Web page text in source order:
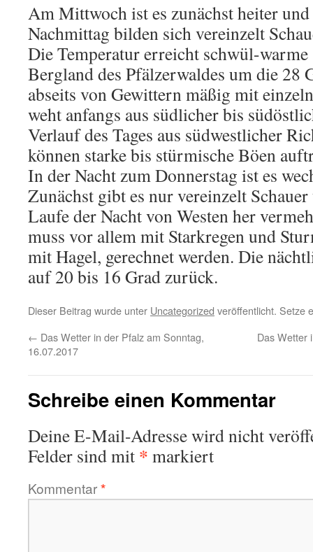
Am Mittwoch ist es zunächst heiter
Nachmittag bilden sich vereinzelt
Die Temperatur erreicht schwül-
Bergland des Pfälzerwaldes um die 28
abseits von Gewittern mäßig mit
weht anfangs aus südlicher bis
Verlauf des Tages aus südwestlicher
können starke bis stürmische Böen
In der Nacht zum Donnerstag ist es
Zunächst gibt es nur vereinzelt
Laufe der Nacht von Westen her
muss vor allem mit Starkregen und
mit Hagel, gerechnet werden. Die
auf 20 bis 16 Grad zurück.
Dieser Beitrag wurde unter Uncategorized veröffentlicht. Setze
← Das Wetter in der Pfalz am Sonntag,
16.07.2017
Das Wetter
Schreibe einen Kommentar
Deine E-Mail-Adresse wird nicht
Felder sind mit * markiert
Kommentar*